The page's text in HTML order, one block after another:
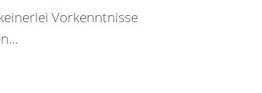
Vorkenntnisse